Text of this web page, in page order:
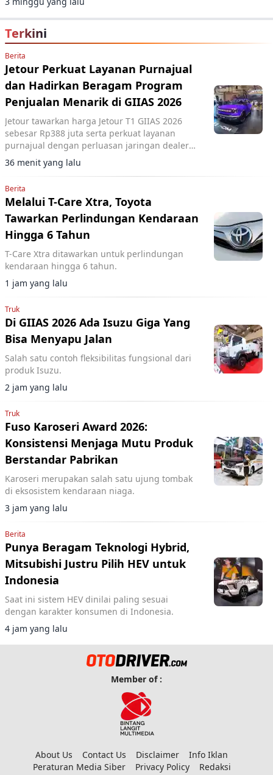
Terkini
Berita
Jetour Perkuat Layanan Purnajual
dan Hadirkan Beragam Program
Penjualan Menarik di GIIAS 2026
Jetour tawarkan harga Jetour T1 GIIAS 2026
sebesar Rp388 juta serta perkuat layanan
purnajual dengan perluasan jaringan dealer
hingga 40 showroom di GIIAS 2026.
36 menit yang lalu
Berita
Melalui T-Care Xtra, Toyota
Tawarkan Perlindungan Kendaraan
Hingga 6 Tahun
T-Care Xtra ditawarkan untuk perlindungan
kendaraan hingga 6 tahun.
1 jam yang lalu
Truk
Di GIIAS 2026 Ada Isuzu Giga Yang
Bisa Menyapu Jalan
Salah satu contoh fleksibilitas fungsional dari
produk Isuzu.
2 jam yang lalu
Truk
Fuso Karoseri Award 2026:
Konsistensi Menjaga Mutu Produk
Berstandar Pabrikan
Karoseri merupakan salah satu ujung tombak
di eksosistem kendaraan niaga.
3 jam yang lalu
Berita
Punya Beragam Teknologi Hybrid,
Mitsubishi Justru Pilih HEV untuk
Indonesia
Saat ini sistem HEV dinilai paling sesuai
dengan karakter konsumen di Indonesia.
4 jam yang lalu
Member of :
About Us Contact Us Disclaimer
Info Iklan
Peraturan Media Siber
Privacy Policy Redaksi